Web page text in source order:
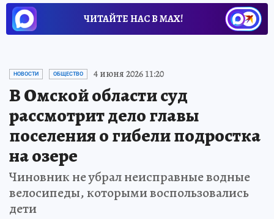
ЧИТАЙТЕ НАС В МАХ!
НОВОСТИ ОБЩЕСТВО 4 июня 2026 11:20
В Омской области суд
рассмотрит дело главы
поселения о гибели подростка
на озере
Чиновник не убрал неисправные водные
велосипеды, которыми воспользовались
дети